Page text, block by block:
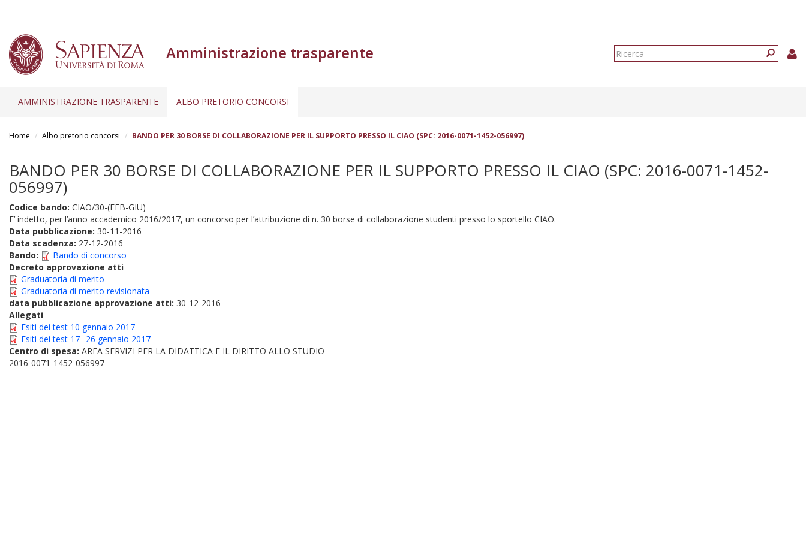
Amministrazione trasparente
Form
AMMINISTRAZIONE TRASPARENTE ALBO PRETORIO CONCORSI
Home Albo pretorio concorsi BANDO PER 30 BORSE DI COLLABORAZIONE PER IL SUPPORTO PRESSO IL CIAO (SPC: 2016-0071-1452-056997)
BANDO PER 30 BORSE DI COLLABORAZIONE PER IL SUPPORTO PRESSO IL CIAO (SPC: 2016-0071-1452-
056997)
Codice bando: CIAO/30-(FEB-GIU)
E’ indetto, per l’anno accademico 2016/2017, un concorso per l’attribuzione di n. 30 borse di collaborazione studenti presso lo sportello CIAO.
Data pubblicazione: 30-11-2016
Data scadenza: 27-12-2016
Bando:
Bando di concorso
Decreto approvazione atti
Graduatoria di merito
Graduatoria di merito revisionata
data pubblicazione approvazione atti: 30-12-2016
Allegati
Esiti dei test 10 gennaio 2017
Esiti dei test 17_ 26 gennaio 2017
Centro di spesa: AREA SERVIZI PER LA DIDATTICA E IL DIRITTO ALLO STUDIO
2016-0071-1452-056997